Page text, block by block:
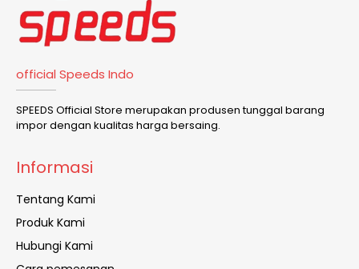
official Speeds Indo
SPEEDS Official Store merupakan produsen tunggal barang
impor dengan kualitas harga bersaing.
Informasi
Tentang Kami
Produk Kami
Hubungi Kami